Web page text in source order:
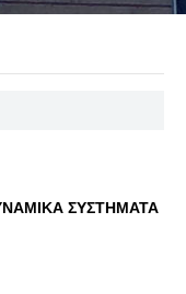
ΣΥΣΤΗΜΑΤΑ